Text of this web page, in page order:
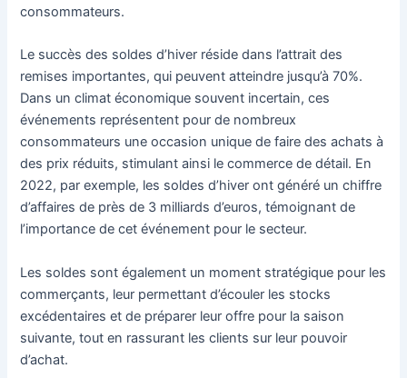
consommateurs.
Le succès des soldes d’hiver réside dans l’attrait des
remises importantes, qui peuvent atteindre jusqu’à 70%.
Dans un climat économique souvent incertain, ces
événements représentent pour de nombreux
consommateurs une occasion unique de faire des achats à
des prix réduits, stimulant ainsi le commerce de détail. En
2022, par exemple, les soldes d’hiver ont généré un chiffre
d’affaires de près de 3 milliards d’euros, témoignant de
l’importance de cet événement pour le secteur.
Les soldes sont également un moment stratégique pour les
commerçants, leur permettant d’écouler les stocks
excédentaires et de préparer leur offre pour la saison
suivante, tout en rassurant les clients sur leur pouvoir
d’achat.